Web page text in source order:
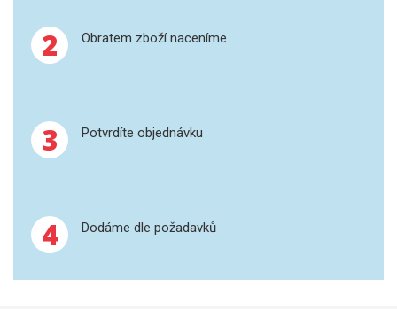
OTEVŘENÝ ROZKLAD
REAKČNÍ AUTOKLÁVY
LISOVÁNÍ
2 Obratem zboží naceníme
3 Potvrdíte objednávku
4 Dodáme dle požadavků